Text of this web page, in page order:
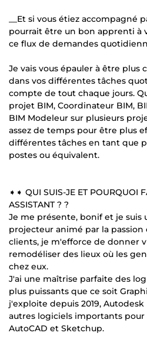
__Et si vous étiez accompagné
pourrait être un bon apprenti à
ce flux de demandes
Je vais vous épauler à être plus
dans vos différentes tâches
compte de tout chaque jours.
projet BIM, Coordinateur BIM,
BIM Modeleur sur plusieurs
assez de temps pour être plus
différentes tâches en tant que
postes ou équivalent.
➧➧ QUI SUIS-JE ET POURQUOI
ASSISTANT ? ?
Je me présente, bonif et je suis
projecteur animé par la
clients, je m'efforce de donner
remodéliser des lieux où les
chez eux.
J'ai une maîtrise parfaite des
plus puissants que ce soit
j'exploite depuis 2019,
autres logiciels importants
AutoCAD et Sketchup.